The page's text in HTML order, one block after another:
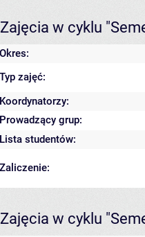
Zajęcia w cyklu
Okres:
Typ zajęć:
Koordynatorzy:
Prowadzący grup:
Lista studentów:
Zaliczenie:
Zajęcia w cyklu